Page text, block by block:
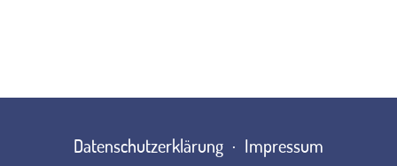
Datenschutzerklärung Impressum